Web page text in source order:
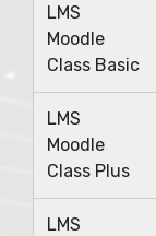
Startup
2024
LMS
Moodle
4.3
LMS
Moodle
Class Basic
LMS
Moodle
Class Plus
LMS